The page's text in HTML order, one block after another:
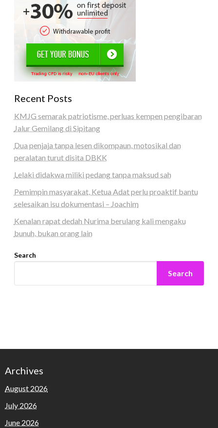
Recent Posts
KMJG semarak patriotisme, perluas kempen pengibaran
Jalur Gemilang di Sipitang
Dua penjaja tanpa lesen dikompaun, motosikal dan
peralatan turut disita DBKK
Lelaki didakwa miliki pedang tanpa maksud sah
Pemimpin masyarakat, Ketua Adat perlu proaktif bantu
selesaikan isu dokumentasi – Joachim
Kenalan rapat dedah Nurima berulang kali mengaku
bunuh, bukan orang lain
Search
Search
Archives
August 2026
July 2026
June 2026